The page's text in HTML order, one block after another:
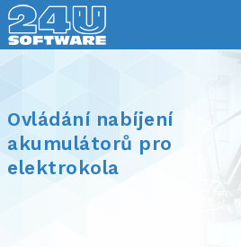
Ovládání nabíjení
akumulátorů pro
elektrokola